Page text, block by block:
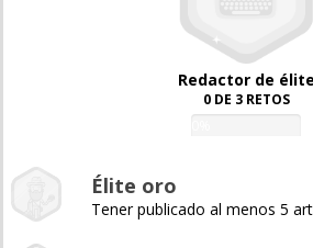
Redactor de élite
0 DE 3 RETOS
Élite oro
Tener publicado al menos 5